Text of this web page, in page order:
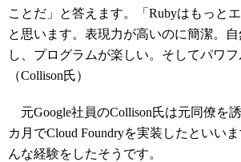
ことだ」と答えます。「Rubyはもっと
と思います。表現力が高いのに簡潔。
し、プログラムが楽しい。そしてパワフ
（Collison氏）
元Google社員のCollison氏は元同僚を
カ月でCloud Foundryを実装したといい
んな経験をしたそうです。